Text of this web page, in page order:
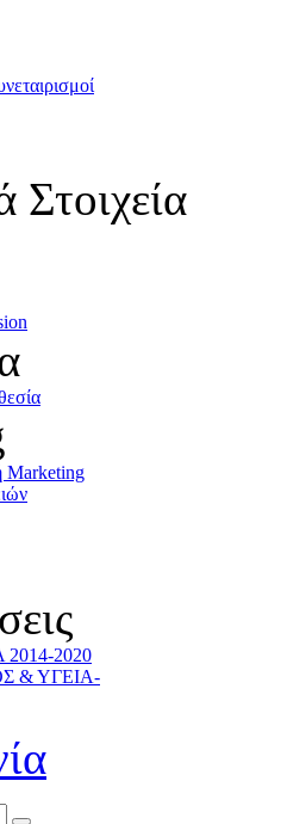
Στοιχεία
Marketing
2020
& ΥΓΕΙΑ-